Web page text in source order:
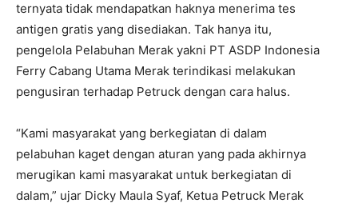
ternyata tidak mendapatkan haknya menerima tes
antigen gratis yang disediakan. Tak hanya itu,
pengelola Pelabuhan Merak yakni PT ASDP Indonesia
Ferry Cabang Utama Merak terindikasi melakukan
pengusiran terhadap Petruck dengan cara halus.
“Kami masyarakat yang berkegiatan di dalam
pelabuhan kaget dengan aturan yang pada akhirnya
merugikan kami masyarakat untuk berkegiatan di
dalam,” ujar Dicky Maula Syaf, Ketua Petruck Merak